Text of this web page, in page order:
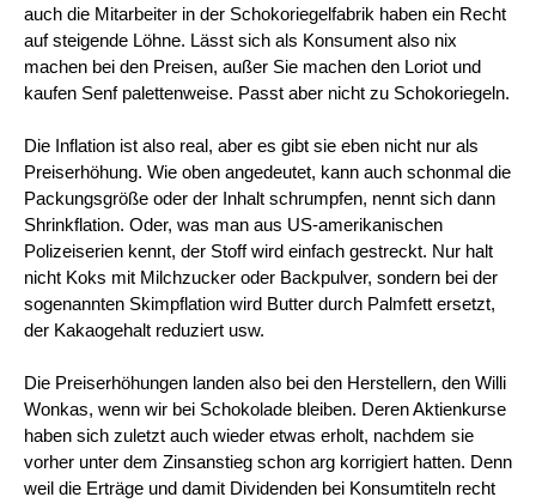
auch die Mitarbeiter in der Schokoriegelfabrik haben ein Recht
auf steigende Löhne. Lässt sich als Konsument also nix
machen bei den Preisen, außer Sie machen den Loriot und
kaufen Senf palettenweise. Passt aber nicht zu Schokoriegeln.
Die Inflation ist also real, aber es gibt sie eben nicht nur als
Preiserhöhung. Wie oben angedeutet, kann auch schonmal die
Packungsgröße oder der Inhalt schrumpfen, nennt sich dann
Shrinkflation. Oder, was man aus US-amerikanischen
Polizeiserien kennt, der Stoff wird einfach gestreckt. Nur halt
nicht Koks mit Milchzucker oder Backpulver, sondern bei der
sogenannten Skimpflation wird Butter durch Palmfett ersetzt,
der Kakaogehalt reduziert usw.
Die Preiserhöhungen landen also bei den Herstellern, den Willi
Wonkas, wenn wir bei Schokolade bleiben. Deren Aktienkurse
haben sich zuletzt auch wieder etwas erholt, nachdem sie
vorher unter dem Zinsanstieg schon arg korrigiert hatten. Denn
weil die Erträge und damit Dividenden bei Konsumtiteln recht